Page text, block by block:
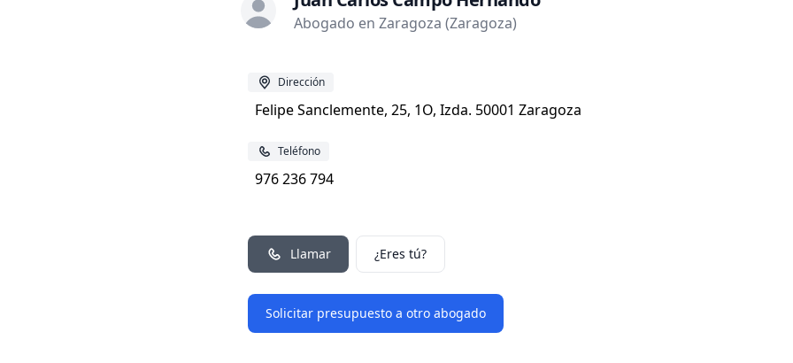
Abogado en Zaragoza (Zaragoza)
Dirección
Felipe Sanclemente, 25, 1O, Izda. 50001 Zaragoza
Teléfono
976 236 794
Llamar ¿Eres tú?
Solicitar presupuesto a otro abogado